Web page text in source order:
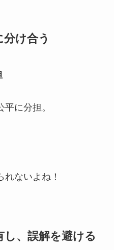
け合う
に分担。
ないよね！
、誤解を避ける